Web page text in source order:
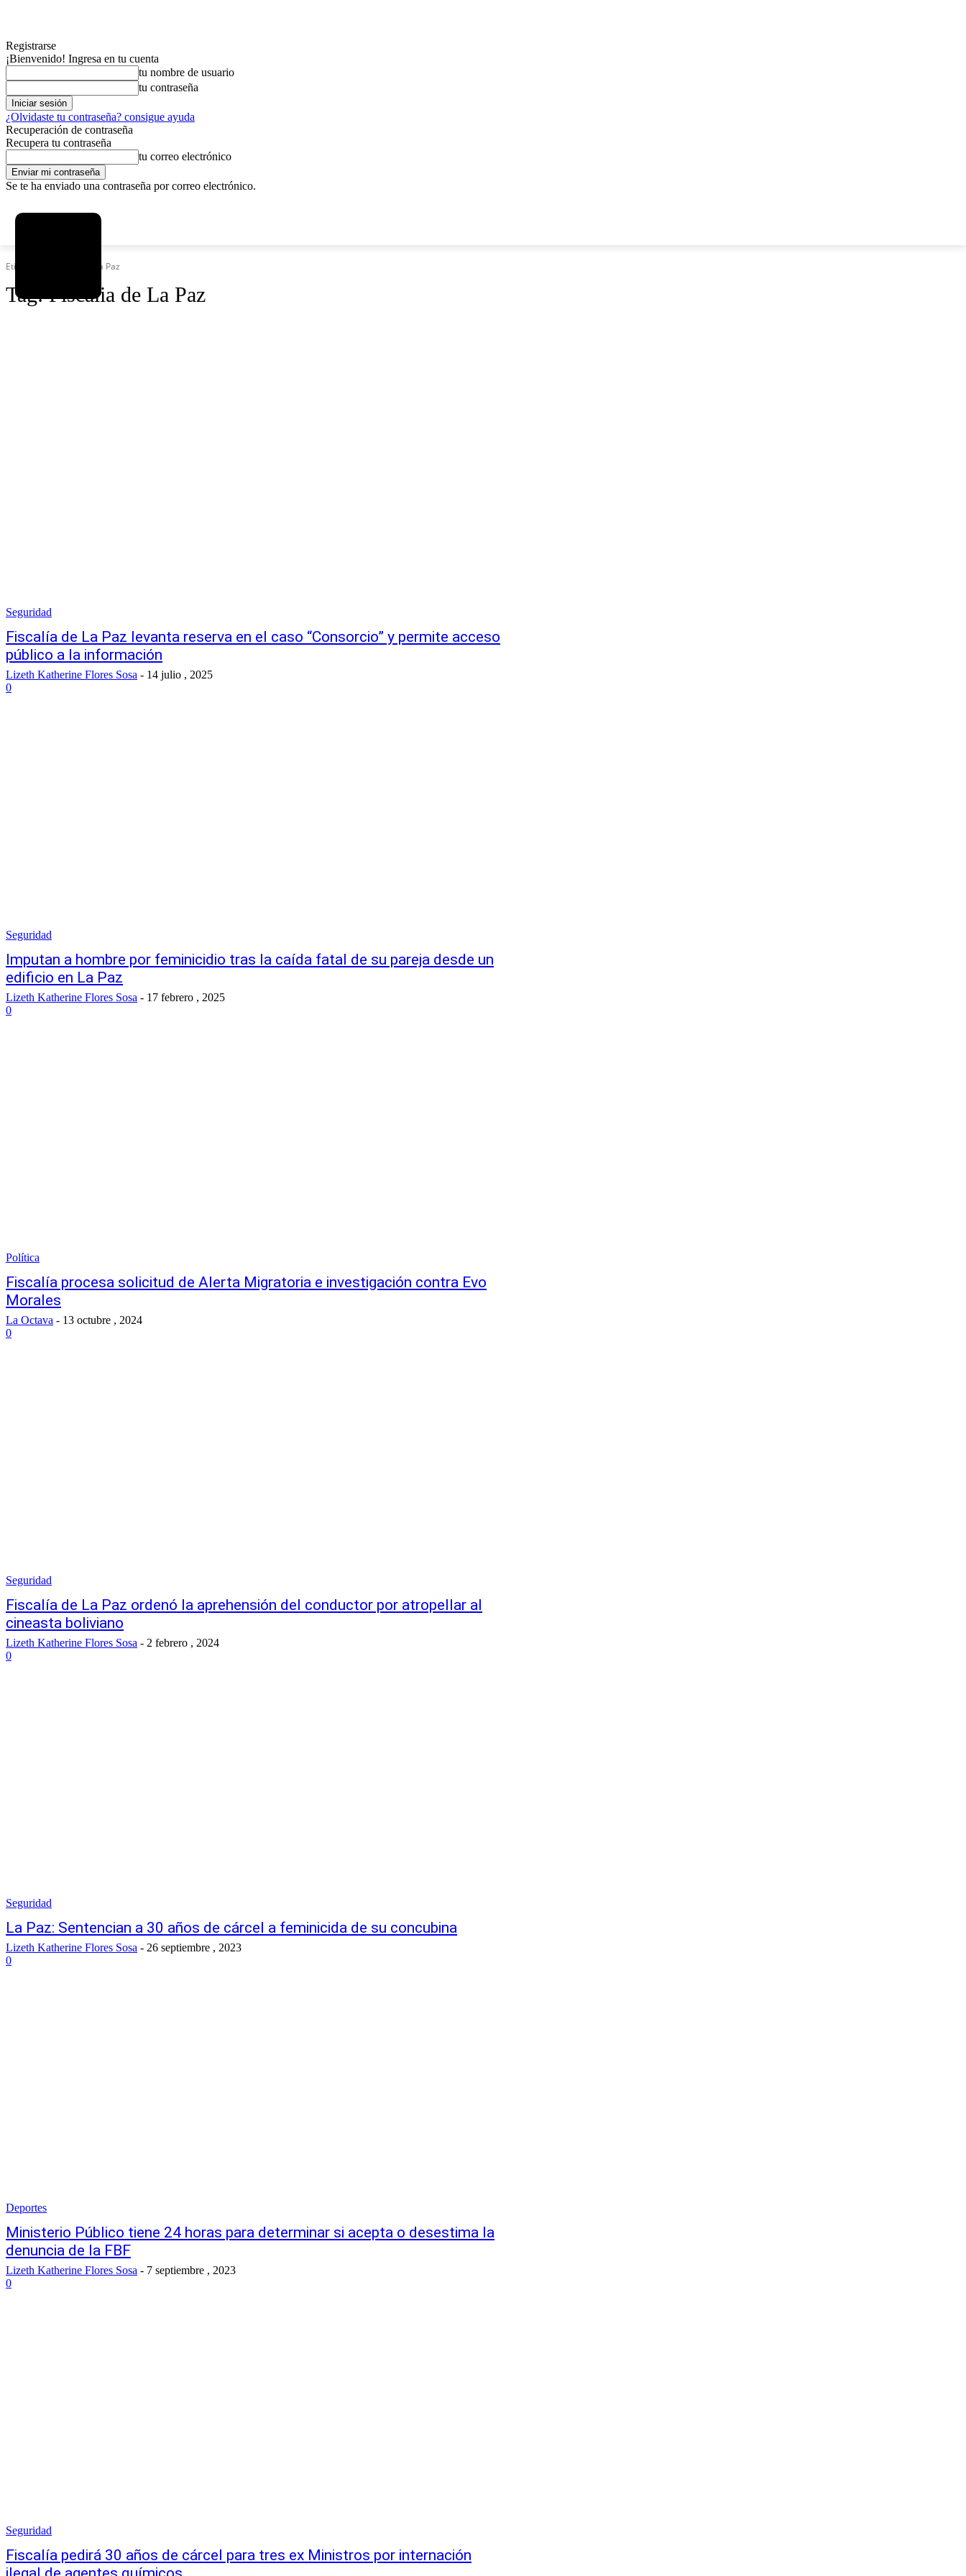
Registrarse
¡Bienvenido! Ingresa en tu cuenta
tu nombre de usuario
tu contraseña
¿Olvidaste tu contraseña? consigue ayuda
Recuperación de contraseña
Recupera tu contraseña
tu correo electrónico
Se te ha enviado una contraseña por correo electrónico.
Etiquetas Fiscalia de La Paz
Tag:Fiscalia de La Paz
Seguridad
Fiscalía de La Paz levanta reserva en el caso “Consorcio” y permite acceso
público a la información
Lizeth Katherine Flores Sosa - 14 julio , 2025
0
Seguridad
Imputan a hombre por feminicidio tras la caída fatal de su pareja desde un
edificio en La Paz
Lizeth Katherine Flores Sosa - 17 febrero , 2025
0
Política
Fiscalía procesa solicitud de Alerta Migratoria e investigación contra Evo
Morales
La Octava - 13 octubre , 2024
0
Seguridad
Fiscalía de La Paz ordenó la aprehensión del conductor por atropellar al
cineasta boliviano
Lizeth Katherine Flores Sosa - 2 febrero , 2024
0
Seguridad
La Paz: Sentencian a 30 años de cárcel a feminicida de su concubina
Lizeth Katherine Flores Sosa - 26 septiembre , 2023
0
Deportes
Ministerio Público tiene 24 horas para determinar si acepta o desestima la
denuncia de la FBF
Lizeth Katherine Flores Sosa - 7 septiembre , 2023
0
Seguridad
Fiscalía pedirá 30 años de cárcel para tres ex Ministros por internación